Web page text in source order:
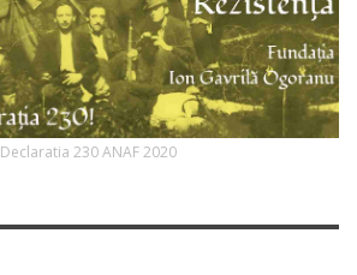
Declaratia 230 ANAF 2020